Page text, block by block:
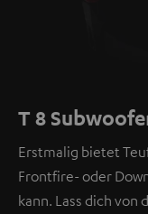
T 8
Erstmalig bietet
Frontfire- oder
kann. Lass dich von